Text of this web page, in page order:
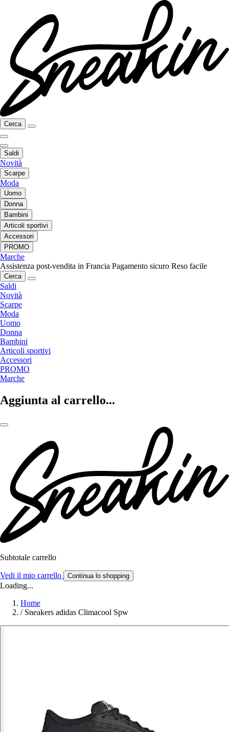
Cerca
Saldi
Novità
Scarpe
Moda
Uomo
Donna
Bambini
Articoli sportivi
Accessori
PROMO
Marche
Assistenza post-vendita in Francia Pagamento sicuro Reso facile
Cerca
Saldi
Novità
Scarpe
Moda
Uomo
Donna
Bambini
Articoli sportivi
Accessori
PROMO
Marche
Aggiunta al carrello...
Subtotale carrello
Vedi il mio carrello Continua lo shopping
Loading...
Home
/ Sneakers adidas Climacool Spw